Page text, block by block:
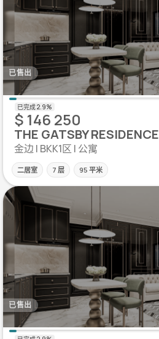
已售出
$ 146 250
THE GATSBY RESIDENCE
金边 | BKK1区 | 公寓
二居室 7 层 95 平米
已售出